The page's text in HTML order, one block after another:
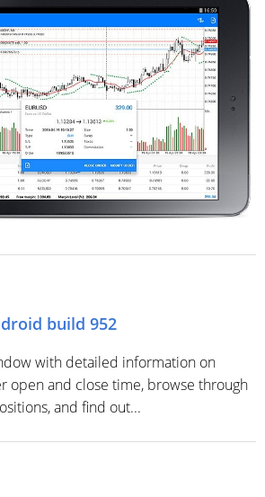
build 952
with detailed information on
open and close time, browse through
and find out...